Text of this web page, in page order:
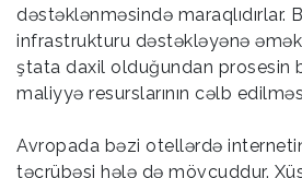
dəstəklənməsində maraqlıdırlar.
infrastrukturu dəstəkləyənə
ştata daxil olduğundan prosesin
maliyyə resurslarının cəlb
Avropada bəzi otellərdə
təcrübəsi hələ də mövcuddur.